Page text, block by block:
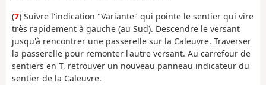
(7) Suivre l'indication "Variante" qui pointe le sentier qui vire
très rapidement à gauche (au Sud). Descendre le versant
jusqu'à rencontrer une passerelle sur la Caleuvre. Traverser
la passerelle pour remonter l'autre versant. Au carrefour de
sentiers en T, retrouver un nouveau panneau indicateur du
sentier de la Caleuvre.